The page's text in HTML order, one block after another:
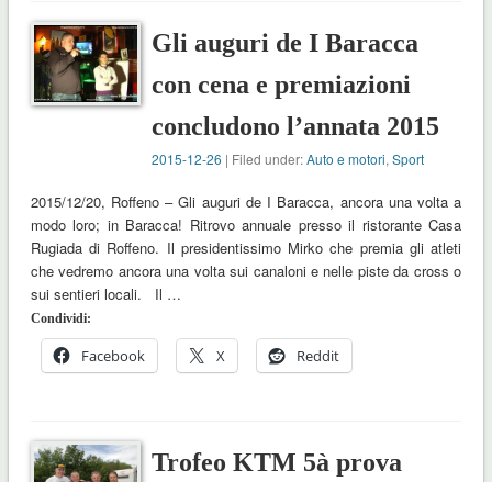
Gli auguri de I Baracca
con cena e premiazioni
concludono l’annata 2015
2015-12-26 | Filed under:Auto e motori,Sport
2015/12/20, Roffeno – Gli auguri de I Baracca, ancora una volta a
modo loro; in Baracca! Ritrovo annuale presso il ristorante Casa
Rugiada di Roffeno. Il presidentissimo Mirko che premia gli atleti
che vedremo ancora una volta sui canaloni e nelle piste da cross o
sui sentieri locali. Il …
Condividi:
Facebook X Reddit
Trofeo KTM 5à prova